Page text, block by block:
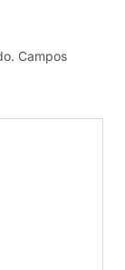
Campos